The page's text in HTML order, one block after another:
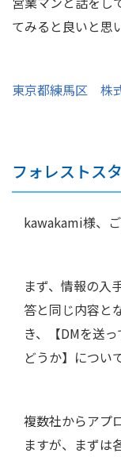
てみると良いと思
東京都練馬区 株
フォレストス
kawakami様、
まず、情報の入
答と同じ内容と
き、【DMを送
どうか】につい
複数社からアプ
ますが、まずは